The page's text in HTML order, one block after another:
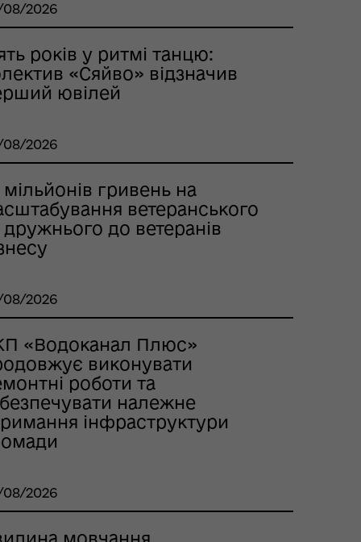
2026
років у ритмі танцю:
«Сяйво» відзначив
ювілей
2026
мільйонів гривень на
ветеранського
дружнього до ветеранів
2026
«Водоканал Плюс»
виконувати
роботи та
належне
інфраструктури
2026
мовчання